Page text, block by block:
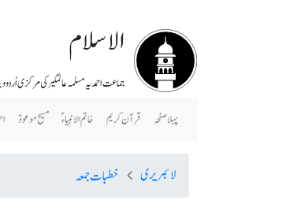
الاسلام
جماعت احمدیہ مسلمہ عالمگیر کی مرکزی
پہلا صفحہ قرآن کریم خاتم الانبیاء ؐ مسیح موعودؑ
لائبریری خطبات جمعہ